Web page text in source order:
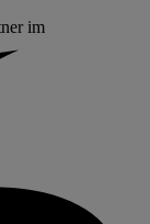
im